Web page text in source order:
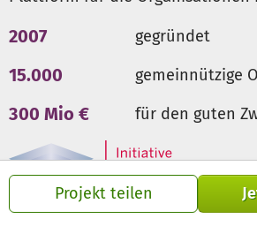
Projekt teilen
2007 gegründet
15.000 gemeinnützige
300 Mio € für den guten